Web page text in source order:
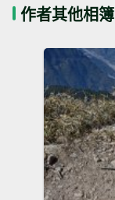
作者其他相簿